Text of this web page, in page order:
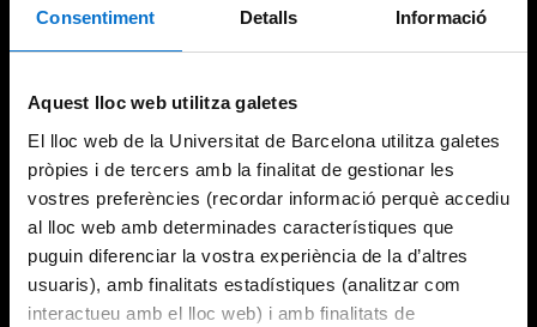
Consentiment Detalls Informació
Aquest lloc web utilitza galetes
El lloc web de la Universitat de Barcelona utilitza galetes
pròpies i de tercers amb la finalitat de gestionar les
vostres preferències (recordar informació perquè accediu
al lloc web amb determinades característiques que
puguin diferenciar la vostra experiència de la d’altres
usuaris), amb finalitats estadístiques (analitzar com
interactueu amb el lloc web) i amb finalitats de